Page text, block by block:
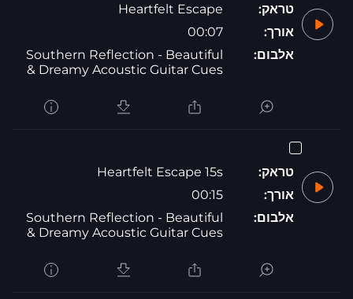
טראק:
Heartfelt Escape
אורך:
00:07
אלבום:
Southern Reflection - Beautiful
& Dreamy Acoustic Guitar Cues
טראק:
Heartfelt Escape 15s
אורך:
00:15
אלבום:
Southern Reflection - Beautiful
& Dreamy Acoustic Guitar Cues